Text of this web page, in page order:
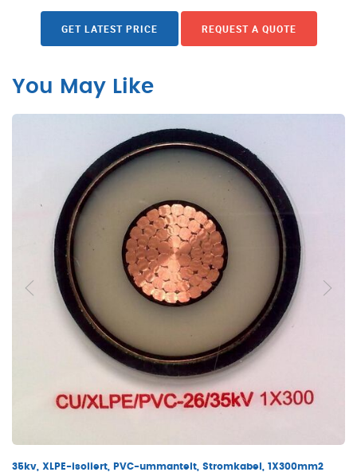
GET LATEST PRICE REQUEST A QUOTE
You May Like
35kv, XLPE-isoliert, PVC-ummantelt, Stromkabel, 1X300mm2